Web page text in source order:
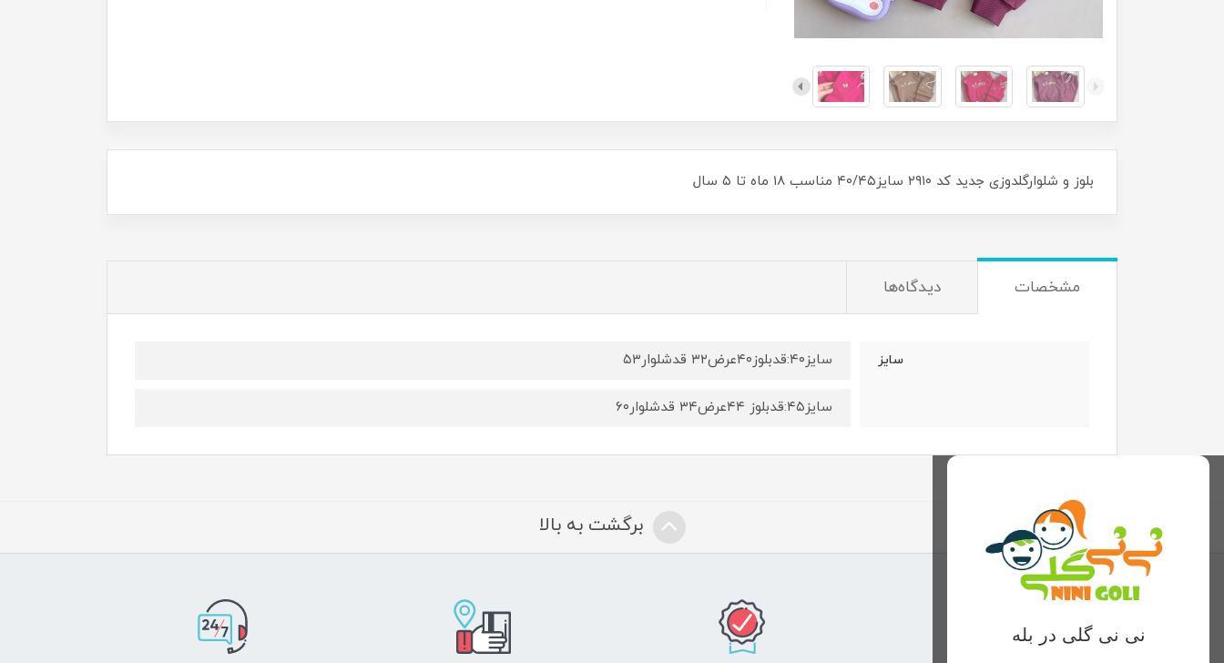
بلوز و شلوارگلدوزی جدید کد ۲۹۱۰ سایز۴۰/۴۵ مناسب ۱۸ ماه تا ۵ سال
مشخصات دیدگاه‌ها
سایز سایز۴۰:قدبلوز۴۰عرض۳۲ قدشلوار۵۳
سایز۴۵:قدبلوز ۴۴عرض۳۴ قدشلوار۶۰
نی نی گلی در بله
برگشت به بالا